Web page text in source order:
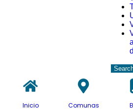
Inicio Comunas